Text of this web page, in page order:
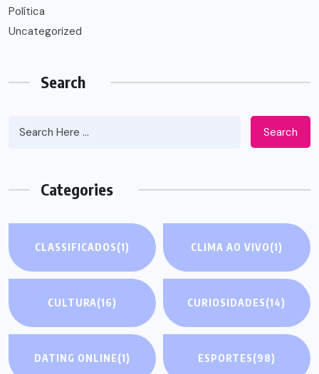
Política
Uncategorized
Search
Search
Categories
CLASSIFICADOS(1) CLIMA AO VIVO(1)
CULTURA(16) CURIOSIDADES(14)
DATING ONLINE(1) ESPORTES(98)